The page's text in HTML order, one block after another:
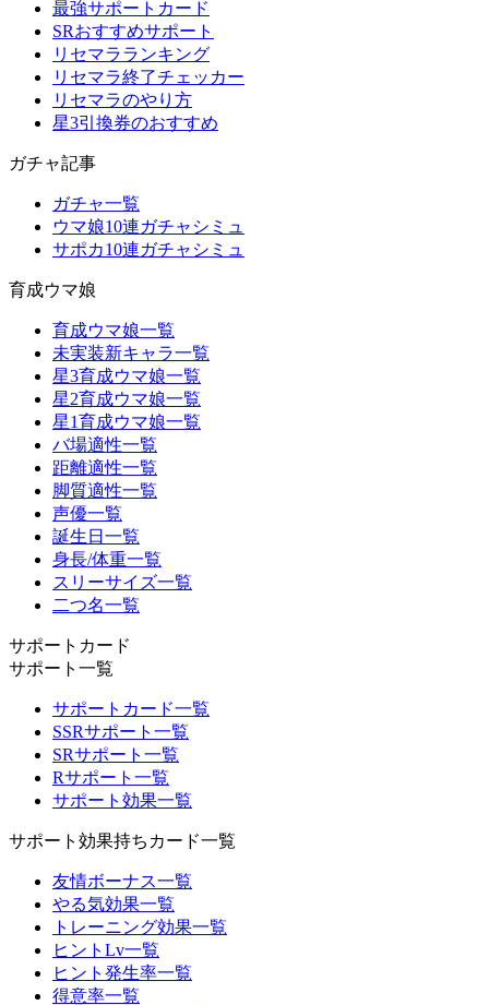
最強サポートカード
SRおすすめサポート
リセマラランキング
リセマラ終了チェッカー
リセマラのやり方
星3引換券のおすすめ
ガチャ記事
ガチャ一覧
ウマ娘10連ガチャシミュ
サポカ10連ガチャシミュ
育成ウマ娘
育成ウマ娘一覧
未実装新キャラ一覧
星3育成ウマ娘一覧
星2育成ウマ娘一覧
星1育成ウマ娘一覧
バ場適性一覧
距離適性一覧
脚質適性一覧
声優一覧
誕生日一覧
身長/体重一覧
スリーサイズ一覧
二つ名一覧
サポートカード
サポート一覧
サポートカード一覧
SSRサポート一覧
SRサポート一覧
Rサポート一覧
サポート効果一覧
サポート効果持ちカード一覧
友情ボーナス一覧
やる気効果一覧
トレーニング効果一覧
ヒントLv一覧
ヒント発生率一覧
得意率一覧